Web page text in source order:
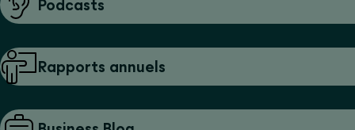
Podcasts
Rapports annuels